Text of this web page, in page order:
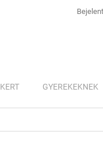
KERT GYEREKEKNEK